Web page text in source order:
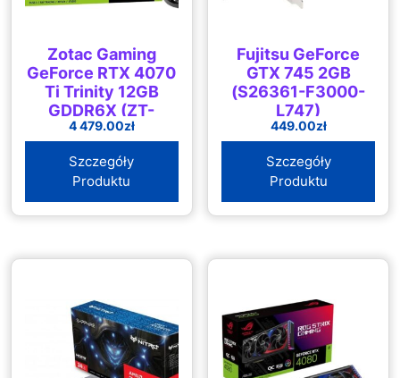
Zotac Gaming
GeForce RTX 4070
Ti Trinity 12GB
GDDR6X (ZT-
D40710D-10P)
4 479.00zł
Szczegóły
Produktu
Fujitsu GeForce
GTX 745 2GB
(S26361-F3000-
L747)
449.00zł
Szczegóły
Produktu